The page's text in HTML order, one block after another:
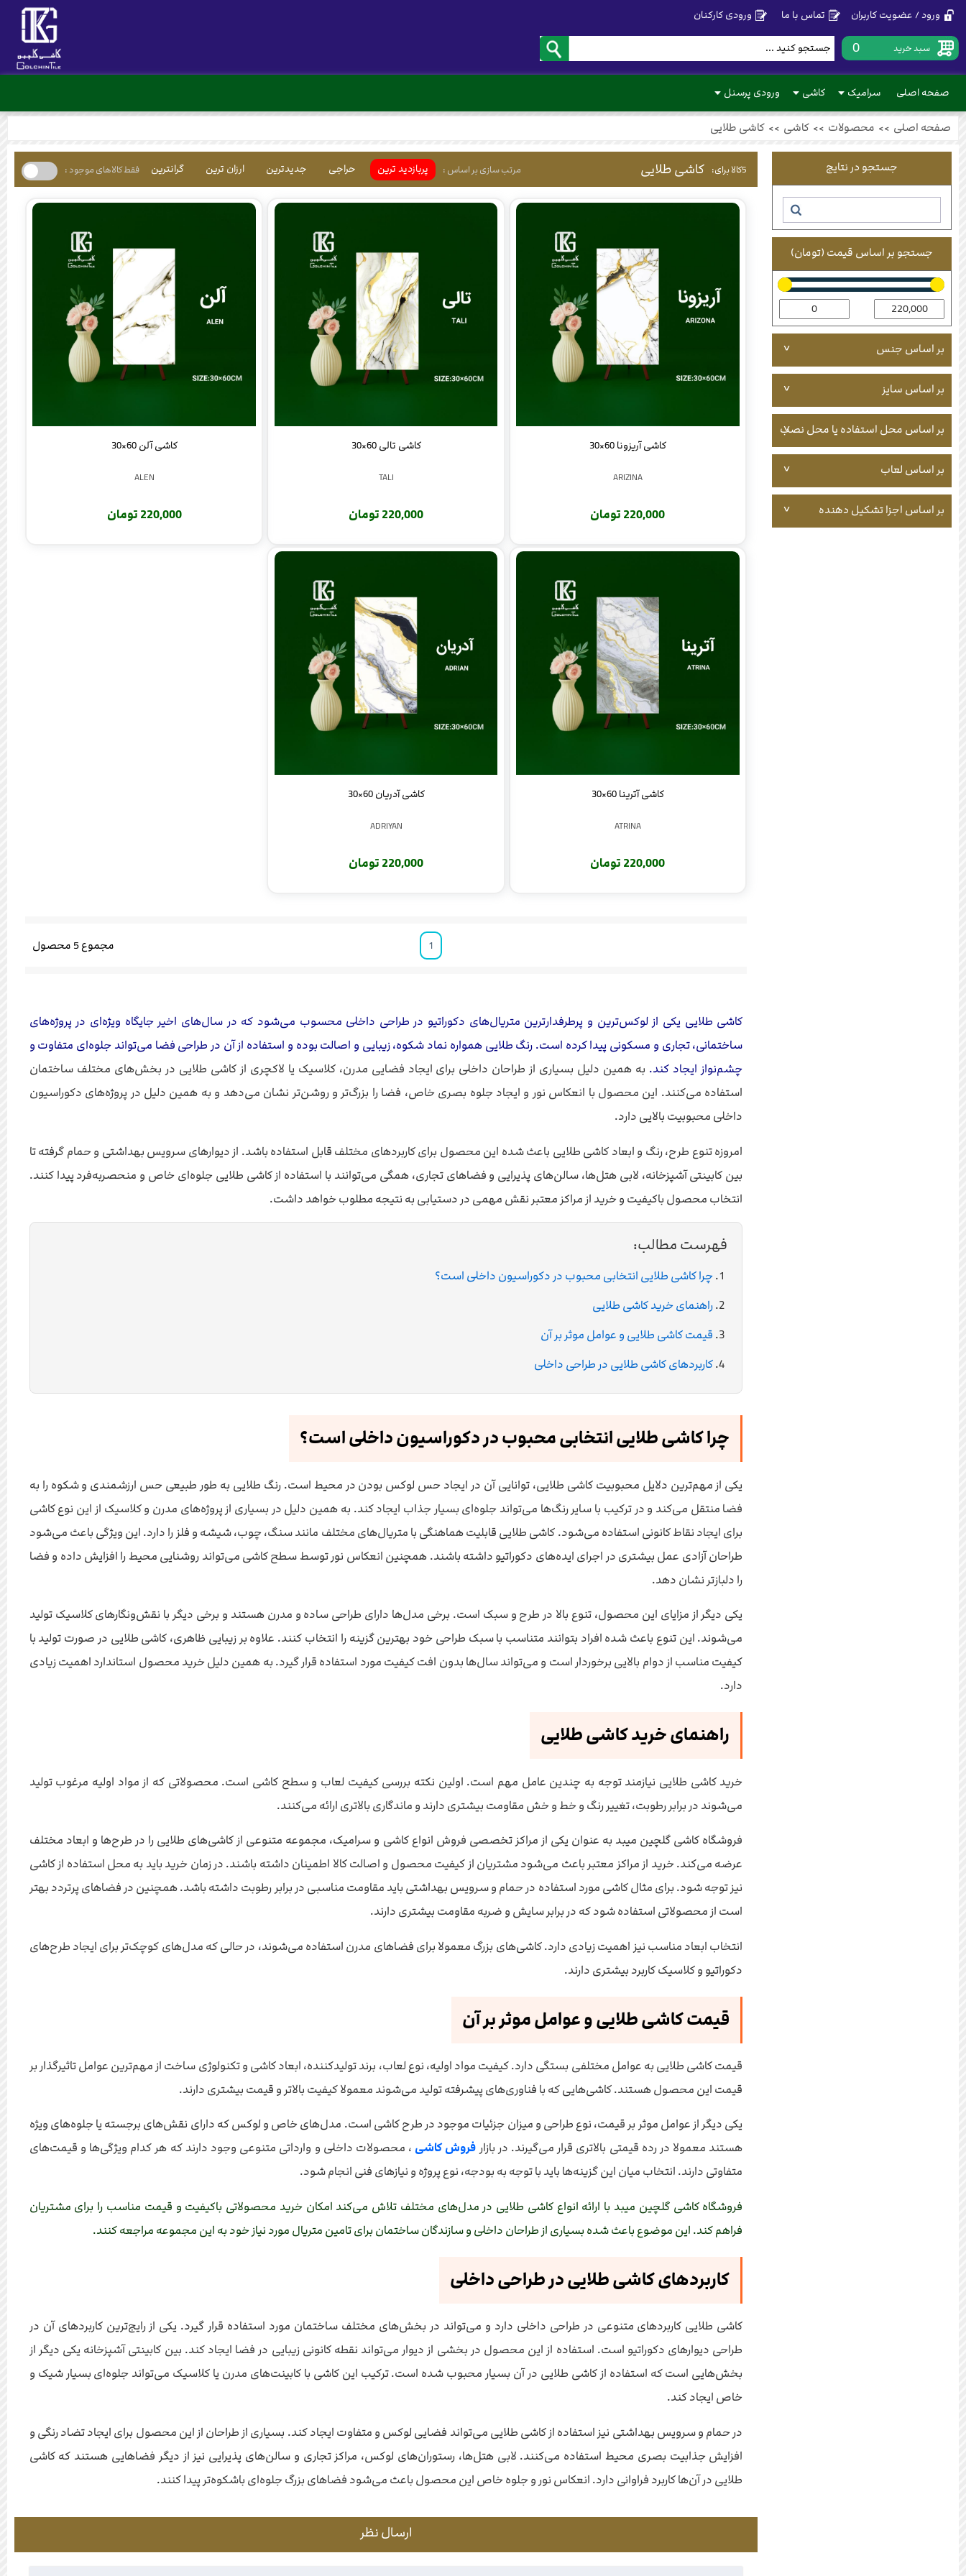
ورود / عضویت کاربران تماس با ما ورودی کارکنان
سبد خرید 0
صفحه اصلی سرامیک کاشی ورودی پرسنل
صفحه اصلی >> محصولات >> کاشی >> کاشی طلایی
جستجو در نتایج
جستجو بر اساس قیمت (تومان)
بر اساس جنس
بر اساس سایز
بر اساس محل استفاده یا محل نصب
بر اساس لعاب
بر اساس اجزا تشکیل دهنده
5کالا برای: کاشی طلایی مرتب سازی بر اساس : پربازدید ترین حراجی جدیدترین ارزان ترین گرانترین فقط کالاهای موجود :
کاشی آریزونا 60×30
ARIZINA
220,000 تومان
کاشی تالی 60×30
TALI
220,000 تومان
کاشی آلن 60×30
ALEN
220,000 تومان
کاشی آترینا 60×30
ATRINA
220,000 تومان
کاشی آدریان 60×30
ADRIYAN
220,000 تومان
1 مجموع5 محصول
کاشی طلایی یکی از لوکس‌ترین و پرطرفدارترین متریال‌های دکوراتیو در طراحی داخلی محسوب می‌شود که در سال‌های اخیر جایگاه ویژه‌ای در پروژه‌های
ساختمانی، تجاری و مسکونی پیدا کرده است. رنگ طلایی همواره نماد شکوه، زیبایی و اصالت بوده و استفاده از آن در طراحی فضا می‌تواند جلوه‌ای متفاوت و
چشم‌نواز ایجاد کند. به همین دلیل بسیاری از طراحان داخلی برای ایجاد فضایی مدرن، کلاسیک یا لاکچری از کاشی طلایی در بخش‌های مختلف ساختمان
استفاده می‌کنند. این محصول با انعکاس نور و ایجاد جلوه بصری خاص، فضا را بزرگ‌تر و روشن‌تر نشان می‌دهد و به همین دلیل در پروژه‌های دکوراسیون
داخلی محبوبیت بالایی دارد.
امروزه تنوع طرح، رنگ و ابعاد کاشی طلایی باعث شده این محصول برای کاربردهای مختلف قابل استفاده باشد. از دیوارهای سرویس بهداشتی و حمام گرفته تا
بین کابینتی آشپزخانه، لابی هتل‌ها، سالن‌های پذیرایی و فضاهای تجاری، همگی می‌توانند با استفاده از کاشی طلایی جلوه‌ای خاص و منحصر‌به‌فرد پیدا کنند.
انتخاب محصول باکیفیت و خرید از مراکز معتبر نقش مهمی در دستیابی به نتیجه مطلوب خواهد داشت.
فهرست مطالب:
چرا کاشی طلایی انتخابی محبوب در دکوراسیون داخلی است؟
راهنمای خرید کاشی طلایی
قیمت کاشی طلایی و عوامل موثر بر آن
کاربردهای کاشی طلایی در طراحی داخلی
چرا کاشی طلایی انتخابی محبوب در دکوراسیون داخلی است؟
یکی از مهم‌ترین دلایل محبوبیت کاشی طلایی، توانایی آن در ایجاد حس لوکس بودن در محیط است. رنگ طلایی به طور طبیعی حس ارزشمندی و شکوه را به
فضا منتقل می‌کند و در ترکیب با سایر رنگ‌ها می‌تواند جلوه‌ای بسیار جذاب ایجاد کند. به همین دلیل در بسیاری از پروژه‌های مدرن و کلاسیک از این نوع کاشی
برای ایجاد نقاط کانونی استفاده می‌شود. کاشی طلایی قابلیت هماهنگی با متریال‌های مختلف مانند سنگ، چوب، شیشه و فلز را دارد. این ویژگی باعث می‌شود
طراحان آزادی عمل بیشتری در اجرای ایده‌های دکوراتیو داشته باشند. همچنین انعکاس نور توسط سطح کاشی می‌تواند روشنایی محیط را افزایش داده و فضا
را دلبازتر نشان دهد.
یکی دیگر از مزایای این محصول، تنوع بالا در طرح و سبک است. برخی مدل‌ها دارای طراحی ساده و مدرن هستند و برخی دیگر با نقش‌ونگارهای کلاسیک تولید
می‌شوند. این تنوع باعث شده افراد بتوانند متناسب با سبک طراحی خود بهترین گزینه را انتخاب کنند. علاوه بر زیبایی ظاهری، کاشی طلایی در صورت تولید با
کیفیت مناسب از دوام بالایی برخوردار است و می‌تواند سال‌ها بدون افت کیفیت مورد استفاده قرار گیرد. به همین دلیل خرید محصول استاندارد اهمیت زیادی
دارد.
راهنمای خرید کاشی طلایی
خرید کاشی طلایی نیازمند توجه به چندین عامل مهم است. اولین نکته بررسی کیفیت لعاب و سطح کاشی است. محصولاتی که از مواد اولیه مرغوب تولید
می‌شوند در برابر رطوبت، تغییر رنگ و خط و خش مقاومت بیشتری دارند و ماندگاری بالاتری ارائه می‌کنند.
فروشگاه کاشی گلچین میبد به عنوان یکی از مراکز تخصصی فروش انواع کاشی و سرامیک، مجموعه متنوعی از کاشی‌های طلایی را در طرح‌ها و ابعاد مختلف
عرضه می‌کند. خرید از مراکز معتبر باعث می‌شود مشتریان از کیفیت محصول و اصالت کالا اطمینان داشته باشند. در زمان خرید باید به محل استفاده از کاشی
نیز توجه شود. برای مثال کاشی مورد استفاده در حمام و سرویس بهداشتی باید مقاومت مناسبی در برابر رطوبت داشته باشد. همچنین در فضاهای پرتردد بهتر
است از محصولاتی استفاده شود که در برابر سایش و ضربه مقاومت بیشتری دارند.
انتخاب ابعاد مناسب نیز اهمیت زیادی دارد. کاشی‌های بزرگ معمولا برای فضاهای مدرن استفاده می‌شوند، در حالی که مدل‌های کوچک‌تر برای ایجاد طرح‌های
دکوراتیو و کلاسیک کاربرد بیشتری دارند.
قیمت کاشی طلایی و عوامل موثر بر آن
قیمت کاشی طلایی به عوامل مختلفی بستگی دارد. کیفیت مواد اولیه، نوع لعاب، برند تولیدکننده، ابعاد کاشی و تکنولوژی ساخت از مهم‌ترین عوامل تاثیرگذار بر
قیمت این محصول هستند. کاشی‌هایی که با فناوری‌های پیشرفته تولید می‌شوند معمولا کیفیت بالاتر و قیمت بیشتری دارند.
یکی دیگر از عوامل موثر بر قیمت، نوع طراحی و میزان جزئیات موجود در طرح کاشی است. مدل‌های خاص و لوکس که دارای نقش‌های برجسته یا جلوه‌های ویژه
هستند معمولا در رده قیمتی بالاتری قرار می‌گیرند. در بازار فروش کاشی ، محصولات داخلی و وارداتی متنوعی وجود دارند که هر کدام ویژگی‌ها و قیمت‌های
متفاوتی دارند. انتخاب میان این گزینه‌ها باید با توجه به بودجه، نوع پروژه و نیازهای فنی انجام شود.
فروشگاه کاشی گلچین میبد با ارائه انواع کاشی طلایی در مدل‌های مختلف تلاش می‌کند امکان خرید محصولاتی باکیفیت و قیمت مناسب را برای مشتریان
فراهم کند. این موضوع باعث شده بسیاری از طراحان داخلی و سازندگان ساختمان برای تامین متریال مورد نیاز خود به این مجموعه مراجعه کنند.
کاربردهای کاشی طلایی در طراحی داخلی
کاشی طلایی کاربردهای متنوعی در طراحی داخلی دارد و می‌تواند در بخش‌های مختلف ساختمان مورد استفاده قرار گیرد. یکی از رایج‌ترین کاربردهای آن در
طراحی دیوارهای دکوراتیو است. استفاده از این محصول در بخشی از دیوار می‌تواند نقطه کانونی زیبایی در فضا ایجاد کند. بین کابینتی آشپزخانه یکی دیگر از
بخش‌هایی است که استفاده از کاشی طلایی در آن بسیار محبوب شده است. ترکیب این کاشی با کابینت‌های مدرن یا کلاسیک می‌تواند جلوه‌ای بسیار شیک و
خاص ایجاد کند.
در حمام و سرویس بهداشتی نیز استفاده از کاشی طلایی می‌تواند فضایی لوکس و متفاوت ایجاد کند. بسیاری از طراحان از این محصول برای ایجاد تضاد رنگی و
افزایش جذابیت بصری محیط استفاده می‌کنند. لابی هتل‌ها، رستوران‌های لوکس، مراکز تجاری و سالن‌های پذیرایی نیز از دیگر فضاهایی هستند که کاشی
طلایی در آن‌ها کاربرد فراوانی دارد. انعکاس نور و جلوه خاص این محصول باعث می‌شود فضاهای بزرگ جلوه‌ای باشکوه‌تر پیدا کنند.
ارسال نظر